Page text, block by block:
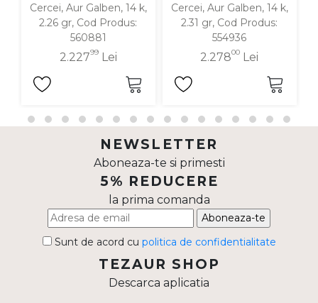
Cercei, Aur Galben, 14 k,
2.26 gr, Cod Produs:
560881
2.22799Lei
Cercei, Aur Galben, 14 k,
2.31 gr, Cod Produs:
554936
2.27800 Lei
NEWSLETTER
Aboneaza-te si primesti
5% REDUCERE
la prima comanda
Aboneaza-te
Sunt de acord cu politica de confidentialitate
TEZAUR SHOP
Descarca aplicatia